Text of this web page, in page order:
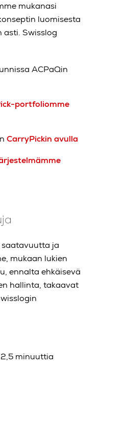
mukanasi
luomisesta
asti. Swisslog
ACPaQin
portfoliomme
CarryPickin avulla
ja
mukaan lukien
, ennalta ehkäisevä
hallinta, takaavat
minuuttia